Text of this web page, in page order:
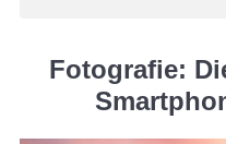
Fotografie: